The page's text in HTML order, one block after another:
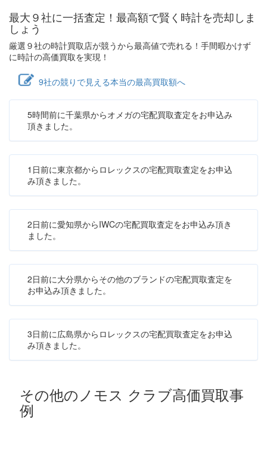
最大９社に一括査定！ 最高額で賢く時計を売却しま
しょう
厳選９社の時計買取店が競うから最高値で売れる！手間暇かけず
に時計の高価買取を実現！
9社の競りで見える本当の最高買取額へ
5時間前に千葉県からオメガの宅配買取査定をお申込み
頂きました。
1日前に東京都からロレックスの宅配買取査定をお申込
み頂きました。
2日前に愛知県からIWCの宅配買取査定をお申込み頂き
ました。
2日前に大分県からその他のブランドの宅配買取査定を
お申込み頂きました。
3日前に広島県からロレックスの宅配買取査定をお申込
み頂きました。
その他のノモス クラブ高価買取事
例